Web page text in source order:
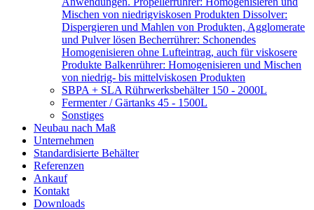
Mischen von niedrigviskosen Produkten Dissolver:
Dispergieren und Mahlen von Produkten, Agglomerate
und Pulver lösen Becherrührer: Schonendes
Homogenisieren ohne Lufteintrag, auch für viskosere
Produkte Balkenrührer: Homogenisieren und Mischen
von niedrig- bis mittelviskosen Produkten
SBPA + SLA Rührwerksbehälter 150 - 2000L
Fermenter / Gärtanks 45 - 1500L
Sonstiges
Neubau nach Maß
Unternehmen
Standardisierte Behälter
Referenzen
Ankauf
Kontakt
Downloads